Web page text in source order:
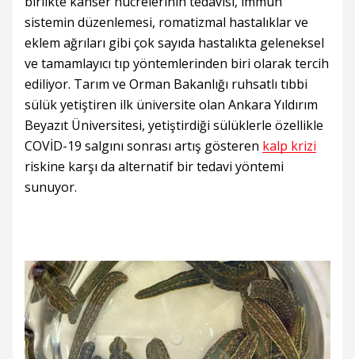
sistemin düzenlemesi, romatizmal hastalıklar ve
eklem ağrıları gibi çok sayıda hastalıkta geleneksel
ve tamamlayıcı tıp yöntemlerinden biri olarak tercih
ediliyor. Tarım ve Orman Bakanlığı ruhsatlı tıbbi
sülük yetiştiren ilk üniversite olan Ankara Yıldırım
Beyazıt Üniversitesi, yetiştirdiği sülüklerle özellikle
COVİD-19 salgını sonrası artış gösteren kalp krizi
riskine karşı da alternatif bir tedavi yöntemi
sunuyor.